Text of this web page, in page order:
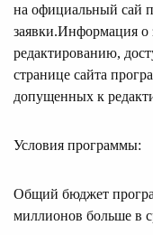
на официальный сай
заявки.Информация о
редактированию,
странице сайта
допущенных к
Условия программы:
Общий бюджет
миллионов больше в